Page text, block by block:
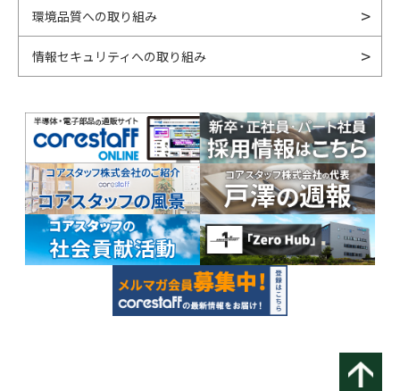
環境品質への取り組み
情報セキュリティへの取り組み